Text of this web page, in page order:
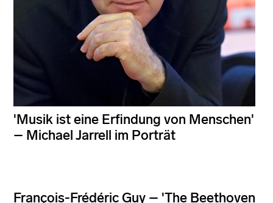
'Musik ist eine Erfindung von Menschen'
– Michael Jarrell im Porträt
François-Frédéric Guy – 'The Beethoven